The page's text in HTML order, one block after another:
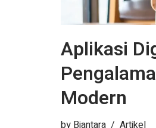
Aplikasi
Modern
by Biantara Artikel